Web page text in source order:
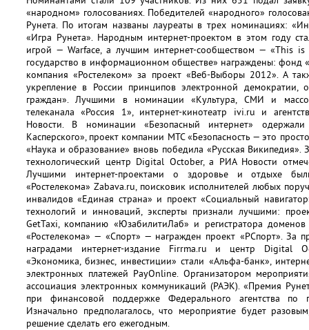
«народном» голосованиях. Победителей «народного»
Рунета. По итогам названы лауреаты в трех номинациях:
«Игра Рунета». Народным интернет-проектом в этом году
игрой — Warface, а лучшим интернет-сообществом — «This
государство в информационном обществе» награждены: фонд
компания «Ростелеком» за проект «Веб-Выборы 2012». А
укрепление в России принципов электронной демократии,
граждан». Лучшими в номинации «Культура, СМИ и
телеканала «Россия 1», интернет-кинотеатр ivi.ru и
Новости. В номинации «Безопасный интернет»
Касперского», проект компании МТС «Безопасность — это
«Наука и образование» вновь победила «Русская
технологический центр Digital October, а РИА Новости
Лучшими интернет-проектами о здоровье и отдыхе
«Ростелекома» Zabava.ru, поисковик исполнителей любых
инвалидов «Единая страна» и проект «Социальный
технологий и инноваций, эксперты признали лучшими:
GetTaxi, компанию «ЮзабилитиЛаб» и регистратора
«Ростелекома» — «Спорт» — награжден проект «РСпорт». За
наградами интернет-издание Firrma.ru и центр Digital
«Экономика, бизнес, инвестиции» стали «Альфа-банк»,
электронных платежей PayOnline. Организатором
ассоциация электронных коммуникаций (РАЭК). «Премия
при финансовой поддержке Федерального агентства по
Изначально предполагалось, что мероприятие будет
решение сделать его ежегодным.